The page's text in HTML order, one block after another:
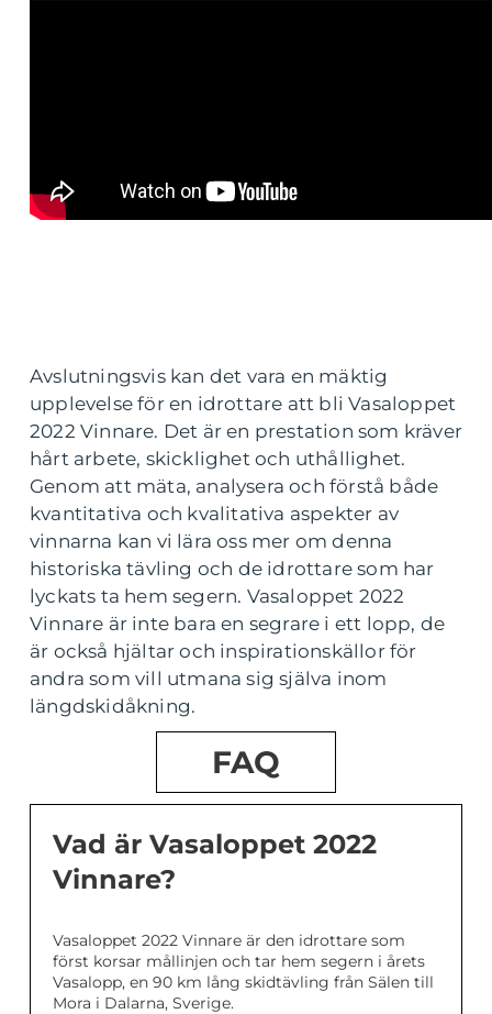
Avslutningsvis kan det vara en mäktig
upplevelse för en idrottare att bli Vasaloppet
2022 Vinnare. Det är en prestation som kräver
hårt arbete, skicklighet och uthållighet.
Genom att mäta, analysera och förstå både
kvantitativa och kvalitativa aspekter av
vinnarna kan vi lära oss mer om denna
historiska tävling och de idrottare som har
lyckats ta hem segern. Vasaloppet 2022
Vinnare är inte bara en segrare i ett lopp, de
är också hjältar och inspirationskällor för
andra som vill utmana sig själva inom
längdskidåkning.
FAQ
Vad är Vasaloppet 2022
Vinnare?
Vasaloppet 2022 Vinnare är den idrottare som
först korsar mållinjen och tar hem segern i årets
Vasalopp, en 90 km lång skidtävling från Sälen till
Mora i Dalarna, Sverige.